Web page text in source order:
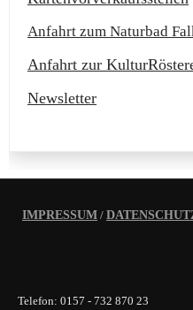
Anfahrt zum Naturbad
Anfahrt zur
Newsletter
IMPRESSUM /
Telefon: 0157 - 732 870 23